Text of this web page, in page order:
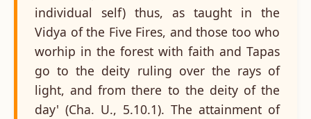
individual self) thus, as taught in the
Vidya of the Five Fires, and those too who
worhip in the forest with faith and Tapas
go to the deity ruling over the rays of
light, and from there to the deity of the
day' (Cha. U., 5.10.1). The attainment of